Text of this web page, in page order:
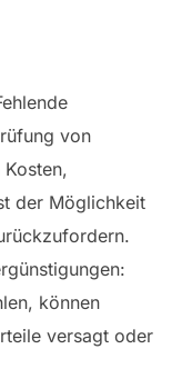
von
der Möglichkeit
können
versagt oder